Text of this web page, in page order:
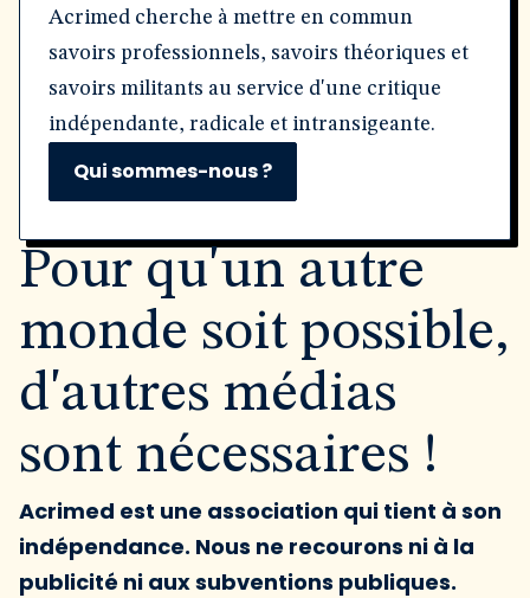
Acrimed cherche à mettre en commun
savoirs professionnels, savoirs théoriques et
savoirs militants au service d'une critique
indépendante, radicale et intransigeante.
Qui sommes-nous ?
Pour qu'un autre
monde soit possible,
d'autres médias
sont nécessaires !
Acrimed est une association qui tient à son
indépendance. Nous ne recourons ni à la
publicité ni aux subventions publiques.